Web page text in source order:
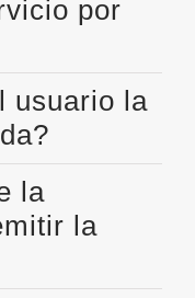
por
usuario la
la
la